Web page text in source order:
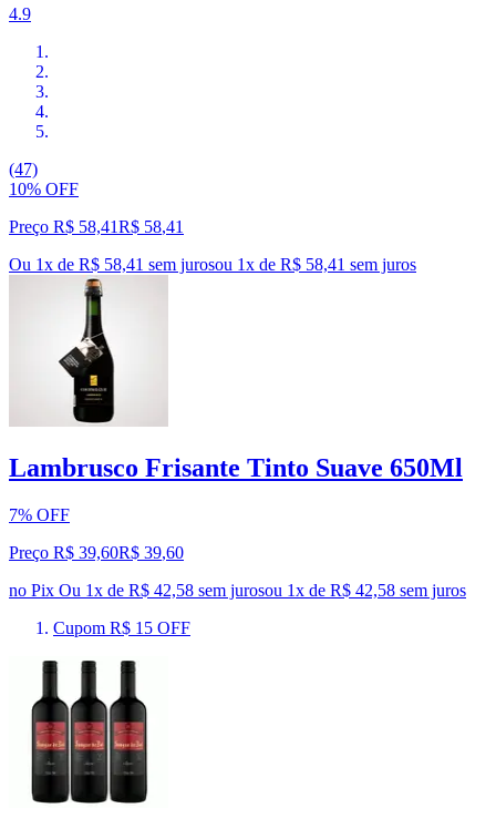
4.9
(47)
10% OFF
Preço R$ 58,41R$ 58,41
Ou 1x de R$ 58,41 sem jurosou 1x de R$ 58,41 sem juros
Lambrusco Frisante Tinto Suave 650Ml
7% OFF
Preço R$ 39,60R$ 39,60
no Pix Ou 1x de R$ 42,58 sem jurosou 1x de R$ 42,58 sem juros
Cupom R$ 15 OFF